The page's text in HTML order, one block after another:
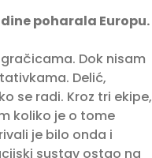
poharala Europu.
Dok nisam
Delić,
se radi. Kroz tri ekipe,
koliko je o tome
je bilo onda i
sustav ostao na